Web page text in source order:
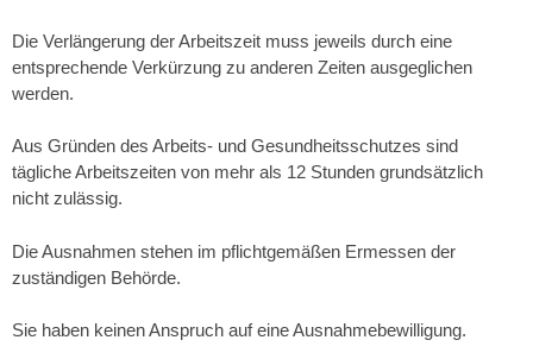
Die Verlängerung der Arbeitszeit muss jeweils durch eine
entsprechende Verkürzung zu anderen Zeiten ausgeglichen
werden.
Aus Gründen des Arbeits- und Gesundheitsschutzes sind
tägliche Arbeitszeiten von mehr als 12 Stunden grundsätzlich
nicht zulässig.
Die Ausnahmen stehen im pflichtgemäßen Ermessen der
zuständigen Behörde.
Sie haben keinen Anspruch auf eine Ausnahmebewilligung.